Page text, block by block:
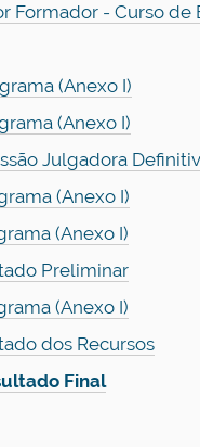
- Curso de
(Anexo I)
(Anexo I)
Julgadora
(Anexo I)
(Anexo I)
Preliminar
(Anexo I)
dos Recursos
Final